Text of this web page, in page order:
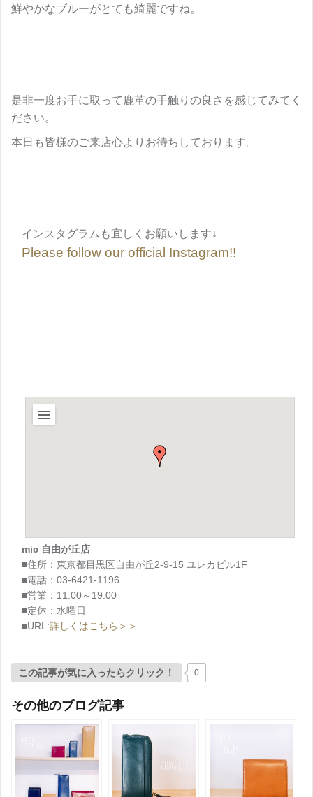
鮮やかなブルーがとても綺麗ですね。
是非一度お手に取って鹿革の手触りの良さを感じてみてく
ださい。
本日も皆様のご来店心よりお待ちしております。
インスタグラムも宜しくお願いします↓
Please follow our official Instagram!!
mic 自由が丘店
■住所：東京都目黒区自由が丘2-9-15 ユレカビル1F
■電話：03-6421-1196
■営業：11:00～19:00
■定休：水曜日
■URL:詳しくはこちら＞＞
この記事が気に入ったらクリック！ 0
その他のブログ記事